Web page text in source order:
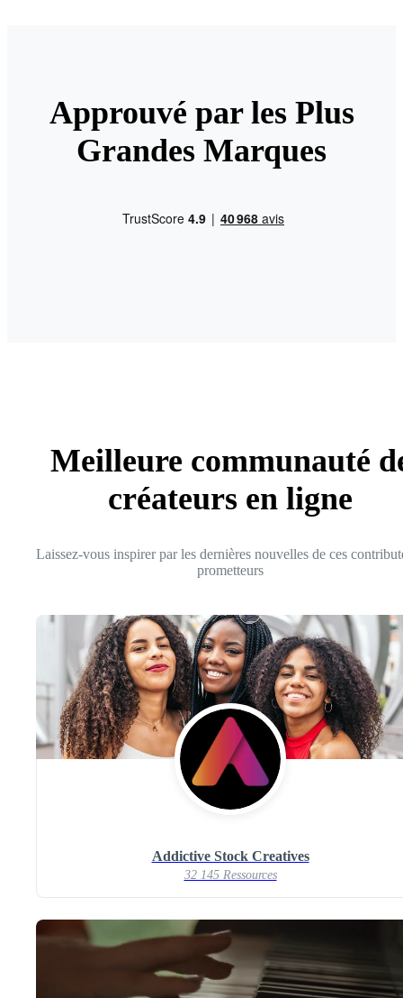
Approuvé par les Plus
Grandes Marques
Meilleure communauté
créateurs en ligne
Laissez-vous inspirer par les dernières nouvelles de ces
prometteurs
Addictive Stock Creatives
32 145 Ressources